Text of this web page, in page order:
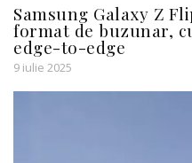
Samsung Galaxy Z
format de buzunar,
edge-to-edge
9 iulie 2025